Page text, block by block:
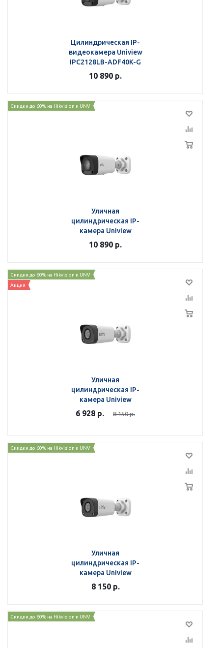
Цилиндрическая IP-
видеокамера Uniview
IPC2128LB-ADF40K-G
10 890 р.
Скидки до 60% на Hikvision и UNV
Уличная
цилиндрическая IP-
камера Uniview
IPC2128LB-ADF28K-G
10 890 р.
Скидки до 60% на Hikvision и UNV
Акция
Уличная
цилиндрическая IP-
камера Uniview
IPC2125LB-SF40-A
6 928 р. 8 150р.
Скидки до 60% на Hikvision и UNV
Уличная
цилиндрическая IP-
камера Uniview
IPC2125LB-SF28-A
8 150р.
Скидки до 60% на Hikvision и UNV